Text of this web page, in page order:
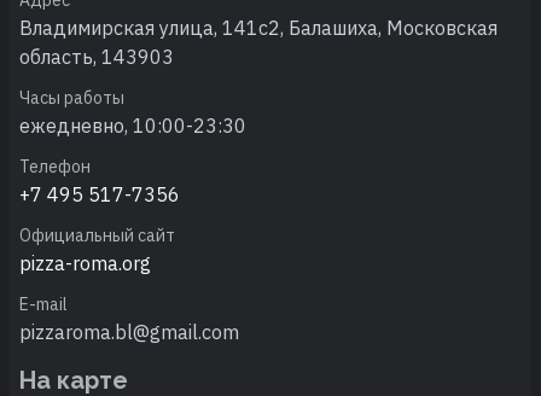
Владимирская улица, 141с2, Балашиха, Московская
область, 143903
Часы работы
ежедневно, 10:00-23:30
Телефон
+7 495 517-7356
Официальный сайт
pizza-roma.org
E-mail
pizzaroma.bl@gmail.com
На карте